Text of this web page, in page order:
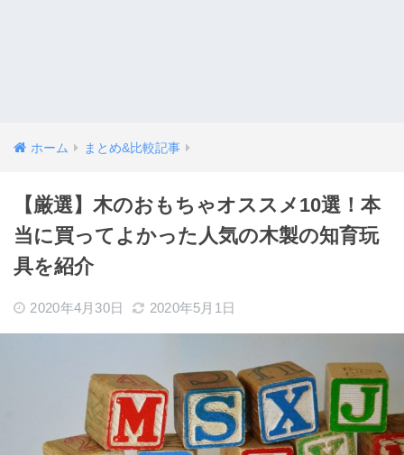
ホーム まとめ&比較記事
【厳選】木のおもちゃオススメ10選！本
当に買ってよかった人気の木製の知育玩
具を紹介
2020年4月30日 2020年5月1日